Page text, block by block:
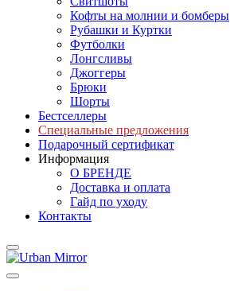
Кофты на молнии и бомберы
Рубашки и Куртки
Футболки
Лонгсливы
Джоггеры
Брюки
Шорты
Бестселлеры
Специальные предложения
Подарочный сертификат
Информация
О БРЕНДЕ
Доставка и оплата
Гайд по уходу
Контакты